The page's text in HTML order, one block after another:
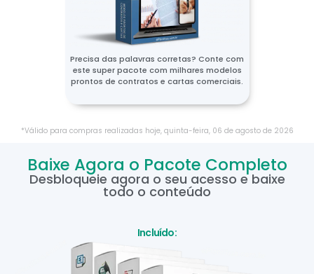
Precisa das palavras corretas? Conte com
este super pacote com milhares modelos
prontos de contratos e cartas comerciais.
*Válido para compras realizadas hoje, quinta-feira, 06 de agostode 2026
Baixe Agora o Pacote Completo
Desbloqueie agora o seu acesso e baixe
todo o conteúdo
Incluído: